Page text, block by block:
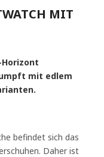
MIT
mit edlem
befindet sich das
Daher ist